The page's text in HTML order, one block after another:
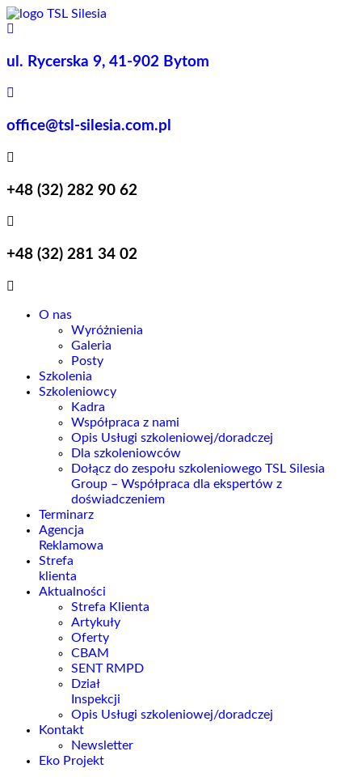
do
treści
Koniec
treści
ul. Rycerska 9, 41-902 Bytom
office@tsl-silesia.com.pl
+48 (32) 282 90 62
+48 (32) 281 34 02
O nas
Wyróżnienia
Galeria
Posty
Szkolenia
Szkoleniowcy
Kadra
Współpraca z nami
Opis Usługi szkoleniowej/doradczej
Dla szkoleniowców
Dołącz do zespołu szkoleniowego TSL Silesia
Group – Współpraca dla ekspertów z
doświadczeniem
Terminarz
Agencja
Reklamowa
Strefa
klienta
Aktualności
Strefa Klienta
Artykuły
Oferty
CBAM
SENT RMPD
Dział
Inspekcji
Opis Usługi szkoleniowej/doradczej
Kontakt
Newsletter
Eko Projekt